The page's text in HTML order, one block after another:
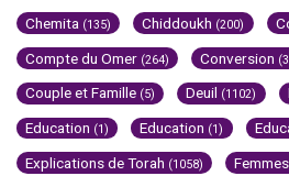
Chemita (135) Chiddoukh (200)
Compte du Omer (264) Conversion
Couple et Famille (5) Deuil (1102)
Education (1) Education (1)
Explications de Torah (1058) Femmes